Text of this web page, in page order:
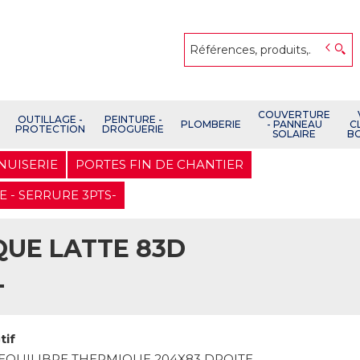
OUTILLAGE -
PROTECTION
PEINTURE -
DROGUERIE
PLOMBERIE
COUVERTURE
- PANNEAU
SOLAIRE
PORTES FIN DE CHANTIER
- SERRURE 3PTS-
LATTE 83D